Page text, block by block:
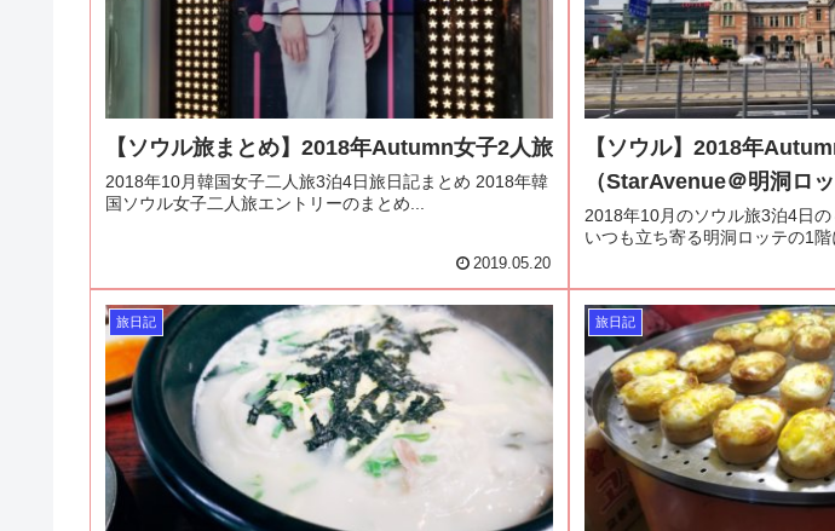
【ソウル旅まとめ】2018年Autumn女子2人旅
2018年10月韓国女子二人旅3泊4日旅日記まとめ 2018年韓
国ソウル女子二人旅エントリーのまとめ...
2019.05.20
【ソウル】2018年
（StarAvenue＠明洞ロッ
2018年10月のソウル旅3泊4日の
いつも立ち寄る明洞ロッテの1階
旅日記 旅日記